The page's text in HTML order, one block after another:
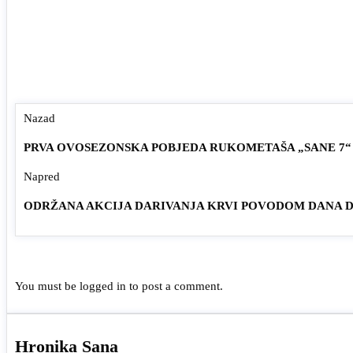
Nazad
PRVA OVOSEZONSKA POBJEDA RUKOMETAŠA „SANE 7“
Napred
ODRŽANA AKCIJA DARIVANJA KRVI POVODOM DANA
You must be logged in to post a comment.
Hronika Sana